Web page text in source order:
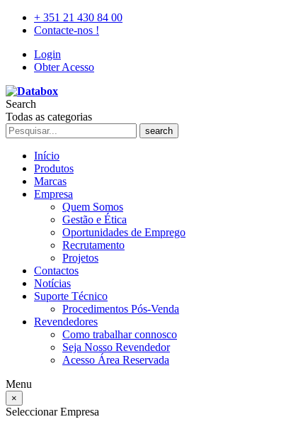
+ 351 21 430 84 00
Contacte-nos !
Login
Obter Acesso
Search
Todas as categorias
search
Início
Produtos
Marcas
Empresa
Quem Somos
Gestão e Ética
Oportunidades de Emprego
Recrutamento
Projetos
Contactos
Notícias
Suporte Técnico
Procedimentos Pós-Venda
Revendedores
Como trabalhar connosco
Seja Nosso Revendedor
Acesso Área Reservada
Menu
×
Seleccionar Empresa